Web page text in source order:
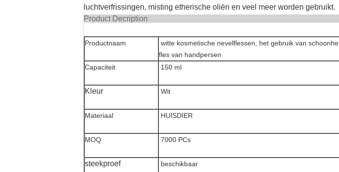
luchtverfrissingen, misting etherische oliën en veel meer worden gebruikt.
Product
Productnaam
witte kosmetische nevelflessen, het gebruik van
fles van handpersen
Capaciteit
150 ml
Kleur Wit
Materiaal HUISDIER
MOQ 7000 PCs
steekproef beschikbaar